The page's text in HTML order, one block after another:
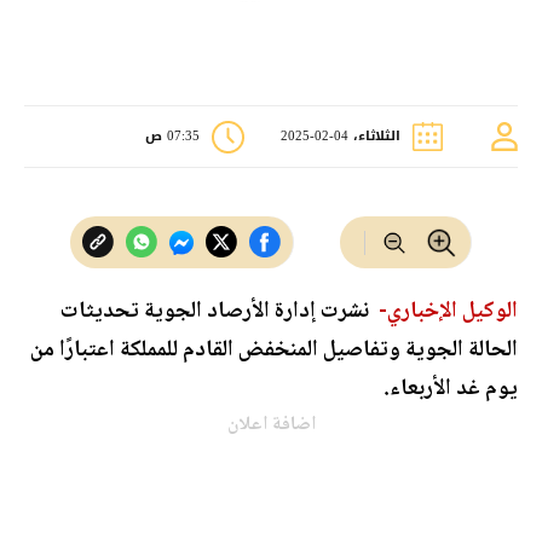
الثلاثاء، 04-02-2025 07:35 ص
الوكيل الإخباري- نشرت إدارة الأرصاد الجوية تحديثات
الحالة الجوية وتفاصيل المنخفض القادم للمملكة اعتبارًا من
يوم غد الأربعاء.
اضافة اعلان